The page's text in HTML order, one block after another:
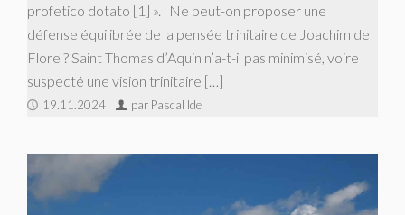
profetico dotato [1] ». Ne peut-on proposer une
défense équilibrée de la pensée trinitaire de Joachim de
Flore ? Saint Thomas d’Aquin n’a-t-il pas minimisé, voire
suspecté une vision trinitaire […]
19.11.2024 par Pascal Ide